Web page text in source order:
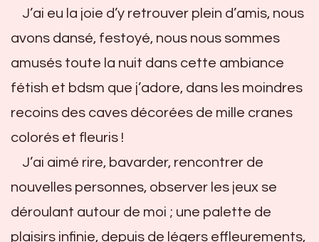
J’ai eu la joie d’y retrouver plein d’amis, nous
avons dansé, festoyé, nous nous sommes
amusés toute la nuit dans cette ambiance
fétish et bdsm que j’adore, dans les moindres
recoins des caves décorées de mille cranes
colorés et fleuris !
J’ai aimé rire, bavarder, rencontrer de
nouvelles personnes, observer les jeux se
déroulant autour de moi ; une palette de
plaisirs infinie, depuis de légers effleurements,